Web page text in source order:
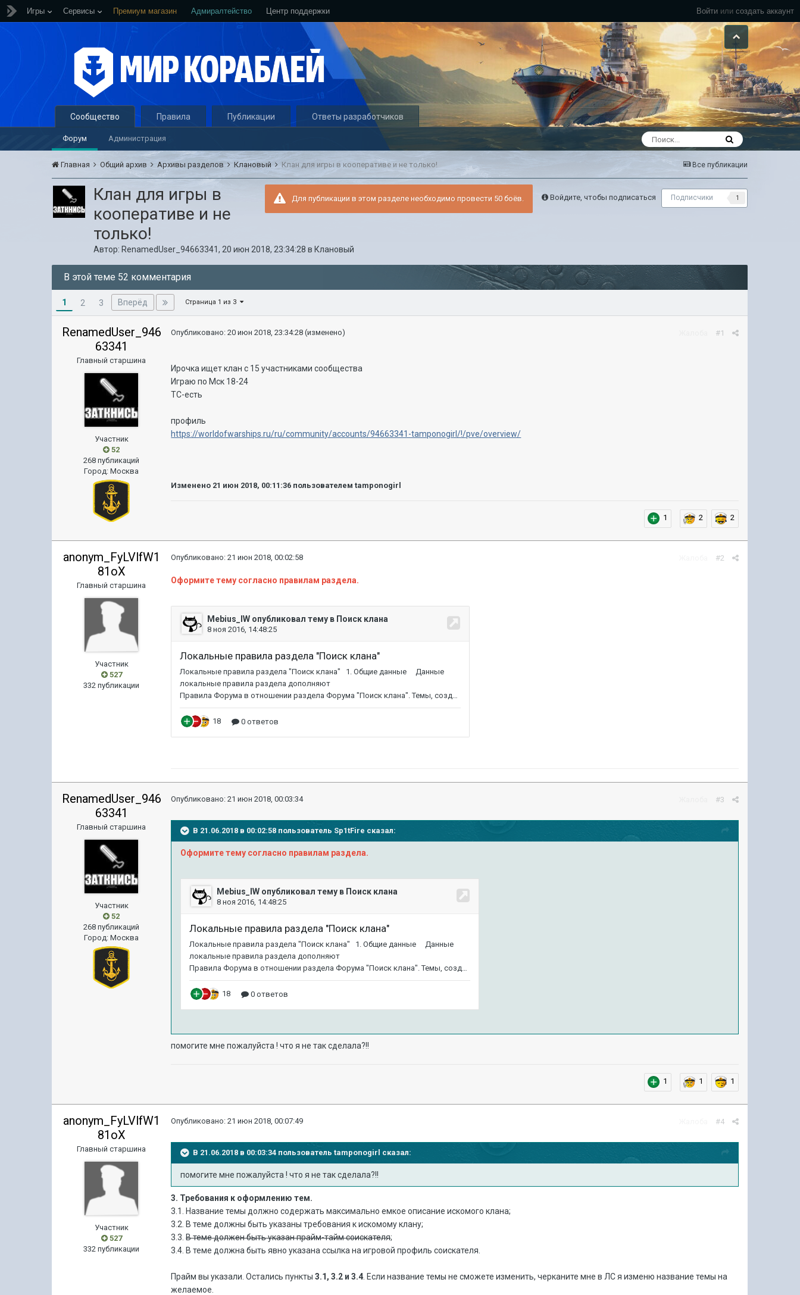
Войти или создать аккаунт
Игры Сервисы Премиум магазин Адмиралтейство Центр поддержки
Сообщество
Форум Администрация
Правила Публикации Ответы разработчиков
Все публикации
Главная Общий архив Архивы разделов Клановый Клан для игры в кооперативе и не только!
Войдите, чтобы подписаться Подписчики 1
Для публикации в этом разделе необходимо провести 50 боёв.
Клан для игры в
кооперативе и не
только!
Автор: RenamedUser_94663341, 20 июн 2018, 23:34:28 в Клановый
В этой теме 52 комментария
1 2 3 Вперёд Страница 1 из 3
RenamedUser_946
63341
Главный старшина
Участник
52
268 публикаций
Город:Москва
#1
Опубликовано:20 июн 2018, 23:34:28 (изменено)
Ирочка ищет клан с 15 участниками сообщества
Играю по Мск 18-24
ТС-есть
профиль
https://worldofwarships.ru/ru/community/accounts/94663341-tamponogirl/!/pve/overview/
Изменено 21 июн 2018, 00:11:36 пользователем tamponogirl
1 2 2
anonym_FyLVlfW1
81oX
Главный старшина
Участник
527
332 публикации
#2
Опубликовано:21 июн 2018, 00:02:58
Оформите тему согласно правилам раздела.
RenamedUser_946
63341
Главный старшина
Участник
52
268 публикаций
Город:Москва
#3
Опубликовано:21 июн 2018, 00:03:34
В 21.06.2018 в 00:02:58 пользователь Sp1tFire сказал:
Оформите тему согласно правилам раздела.
помогите мне пожалуйста ! что я не так сделала?!!
1 1 1
anonym_FyLVlfW1
81oX
Главный старшина
Участник
527
332 публикации
#4
Опубликовано:21 июн 2018, 00:07:49
В 21.06.2018 в 00:03:34 пользовательtamponogirl сказал:
помогите мне пожалуйста ! что я не так сделала?!!
3. Требования к оформлению тем.
3.1. Название темы должно содержать максимально емкое описание искомого клана;
3.2. В теме должны быть указаны требования к искомому клану;
3.3.В теме должен быть указан прайм-тайм соискателя;
3.4. В теме должна быть явно указана ссылка на игровой профиль соискателя.
Прайм вы указали. Остались пункты3.1, 3.2 и 3.4 . Если название темы не сможете изменить, черканите мне в ЛС я изменю название темы на
желаемое.